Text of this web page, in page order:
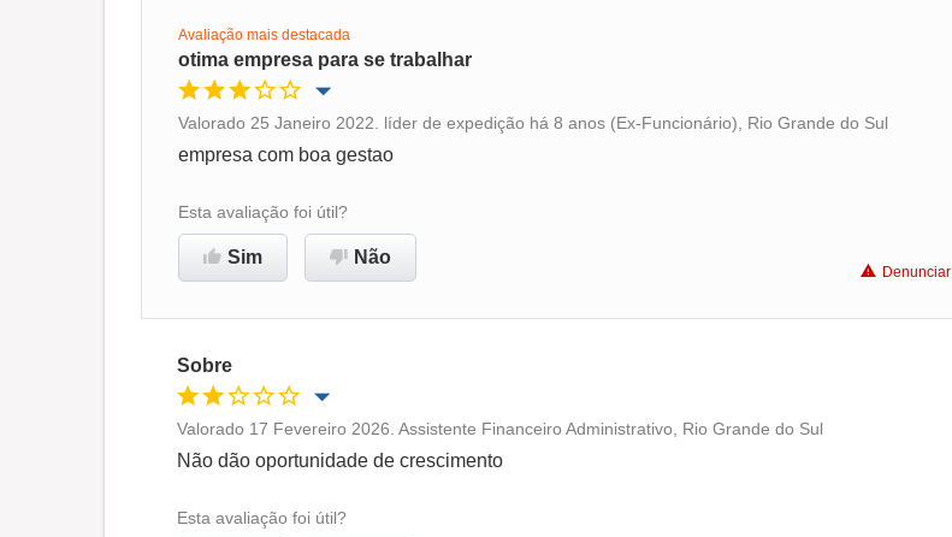
Avaliação mais destacada
otima empresa para se trabalhar
Oportunidade de promoção
Ambiente de trabalho
Recomenda esta empresa
Valorado 25 Janeiro 2022. líder de expedição há 8 anos (Ex-Funcionário), Rio Grande do Sul
empresa com boa gestao
Esta avaliação foi útil?
Sim Não
Denunciar
Sobre
Oportunidade de promoção
Ambiente de trabalho
Valorado 17 Fevereiro 2026. Assistente Financeiro Administrativo, Rio Grande do Sul
Não dão oportunidade de crescimento
Esta avaliação foi útil?